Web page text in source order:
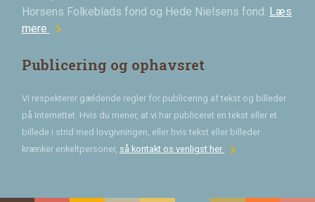
Horsens Folkeblads fond og Hede Nielsens fond. Læs
mere chevron_right
Publicering og ophavsret
Vi respekterer gældende regler for publicering af tekst og billeder
på Internettet. Hvis du mener, at vi har publiceret en tekst eller et
billede i strid med lovgivningen, eller hvis tekst eller billeder
krænker enkeltpersoner, så kontakt os venligst herchevron_right